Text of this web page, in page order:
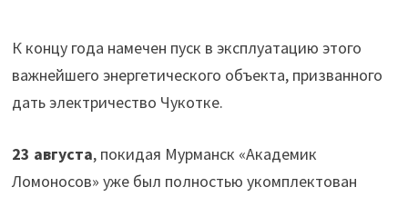
К концу года намечен пуск в эксплуатацию этого
важнейшего энергетического объекта, призванного
дать электричество Чукотке.
23 августа, покидая Мурманск «Академик
Ломоносов» уже был полностью укомплектован